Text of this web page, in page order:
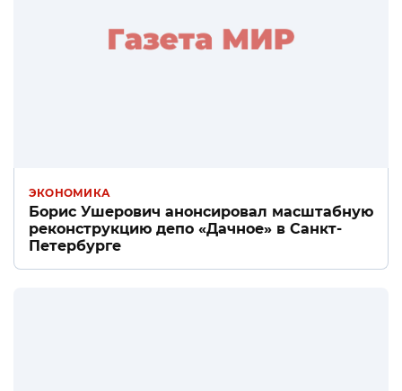
ЭКОНОМИКА
Борис Ушерович анонсировал масштабную
реконструкцию депо «Дачное» в Санкт-
Петербурге